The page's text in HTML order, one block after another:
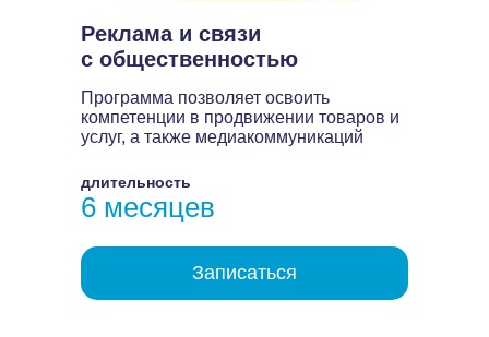
Реклама и связи
с общественностью
Программа позволяет освоить
компетенции в продвижении товаров и
услуг, а также медиакоммуникаций
длительность
6 месяцев
Записаться